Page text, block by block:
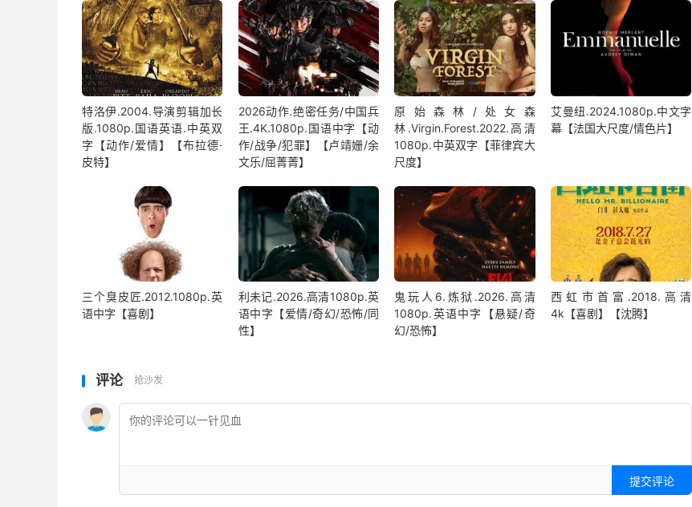
特洛伊.2004.导演剪辑加长
版.1080p.国语英语.中英双
字【动作/爱情】【布拉德·
皮特】
2026动作.绝密任务/中国兵
王.4K.1080p.国语中字【动
作/战争/犯罪】【卢靖姗/余
文乐/屈菁菁】
原始森林/处女森
林.Virgin.Forest.2022.高清
1080p.中英双字【菲律宾大
尺度】
艾曼纽.2024.1080p.中文字
幕【法国大尺度/情色片】
三个臭皮匠.2012.1080p.英
语中字【喜剧】
利未记.2026.高清1080p.英
语中字【爱情/奇幻/恐怖/同
性】
鬼玩人6.炼狱.2026.高清
1080p.英语中字【悬疑/奇
幻/恐怖】
西虹市首富.2018.高清
4k【喜剧】【沈腾】
评论 抢沙发
提交评论